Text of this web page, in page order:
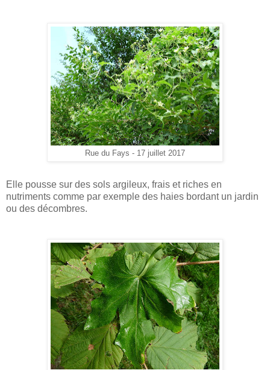
Rue du Fays - 17 juillet 2017
Elle pousse sur des sols argileux, frais et riches en
nutriments comme par exemple des haies bordant un jardin
ou des décombres.